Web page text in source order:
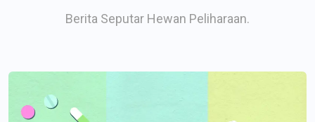
Berita Seputar Hewan Peliharaan.